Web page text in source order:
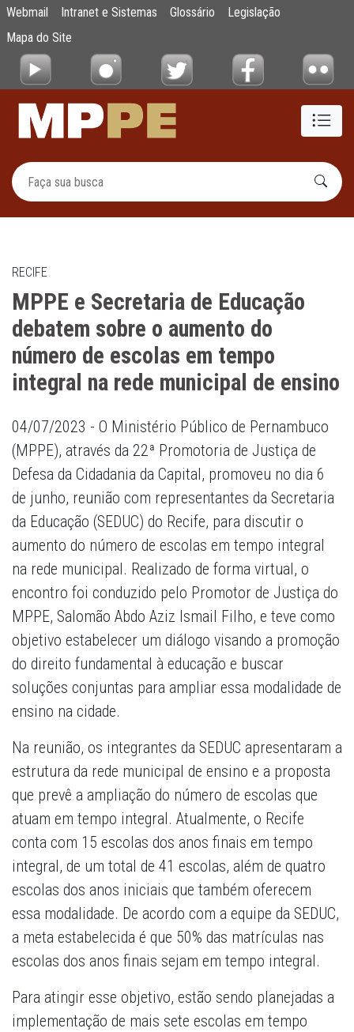
Pular para o Conteúdo principal
MPPE e Secretaria de Educação debatem
Webmail Intranet e Sistemas Glossário
Legislação
Mapa do Site
RECIFE
MPPE e Secretaria de Educação
debatem sobre o aumento do
número de escolas em tempo
integral na rede municipal de ensino
04/07/2023 - O Ministério Público de Pernambuco
(MPPE), através da 22ª Promotoria de Justiça de
Defesa da Cidadania da Capital, promoveu no dia 6
de junho, reunião com representantes da Secretaria
da Educação (SEDUC) do Recife, para discutir o
aumento do número de escolas em tempo integral
na rede municipal. Realizado de forma virtual, o
encontro foi conduzido pelo Promotor de Justiça do
MPPE, Salomão Abdo Aziz Ismail Filho, e teve como
objetivo estabelecer um diálogo visando a promoção
do direito fundamental à educação e buscar
soluções conjuntas para ampliar essa modalidade de
ensino na cidade.
Na reunião, os integrantes da SEDUC apresentaram a
estrutura da rede municipal de ensino e a proposta
que prevê a ampliação do número de escolas que
atuam em tempo integral. Atualmente, o Recife
conta com 15 escolas dos anos finais em tempo
integral, de um total de 41 escolas, além de quatro
escolas dos anos iniciais que também oferecem
essa modalidade. De acordo com a equipe da SEDUC,
a meta estabelecida é que 50% das matrículas nas
escolas dos anos finais sejam em tempo integral.
Para atingir esse objetivo, estão sendo planejadas a
implementação de mais sete escolas em tempo